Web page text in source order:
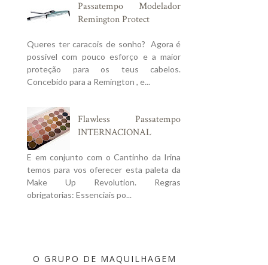
Passatempo Modelador
Remington Protect
Queres ter caracois de sonho? Agora é
possivel com pouco esforço e a maior
proteção para os teus cabelos.
Concebido para a Remington , e...
Flawless Passatempo
INTERNACIONAL
E em conjunto com o Cantinho da Irina
temos para vos oferecer esta paleta da
Make Up Revolution. Regras
obrigatorias: Essenciais po...
O GRUPO DE MAQUILHAGEM